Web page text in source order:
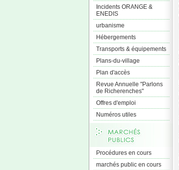
Incidents ORANGE &
ENEDIS
urbanisme
Hébergements
Transports & équipements
Plans-du-village
Plan d'accès
Revue Annuelle "Parlons
de Richerenches"
Offres d'emploi
Numéros utiles
Procédures en cours
marchés public en cours